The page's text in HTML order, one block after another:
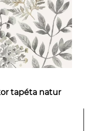
tapéta natur